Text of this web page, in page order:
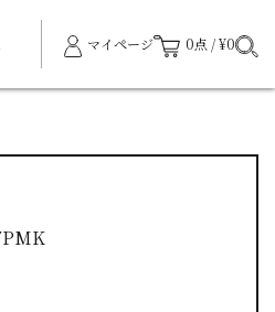
マイページ 0点 / ¥0